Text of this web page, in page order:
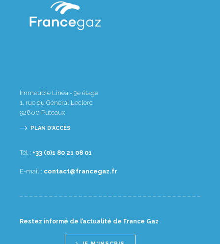
Immeuble Linéa - 9e étage
1, rue du Général Leclerc
92800 Puteaux
PLAN D'ACCÈS
Tél : 10 80 12 08 1(0) 33+
E-mail : rf.zagecnarf@tcatnoc
Restez informé de l’actualité de France Gaz